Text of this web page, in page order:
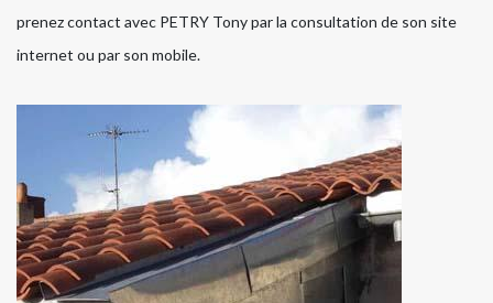
prenez contact avec PETRY Tony par la consultation de son site
internet ou par son mobile.